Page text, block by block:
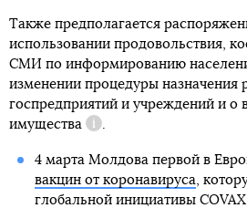
Также предполагается
использовании продовольствия,
СМИ по информированию
изменении процедуры назначения
госпредприятий и учреждений и о
имущества
Справка
4 марта Молдова первой в
вакцин от коронавируса ,
глобальной инициативы